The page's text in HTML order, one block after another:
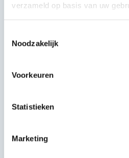
verzameld op basis van uw
Noodzakelijk
Voorkeuren
Statistieken
Marketing
Specificaties
EAN
veiligheidsnormen